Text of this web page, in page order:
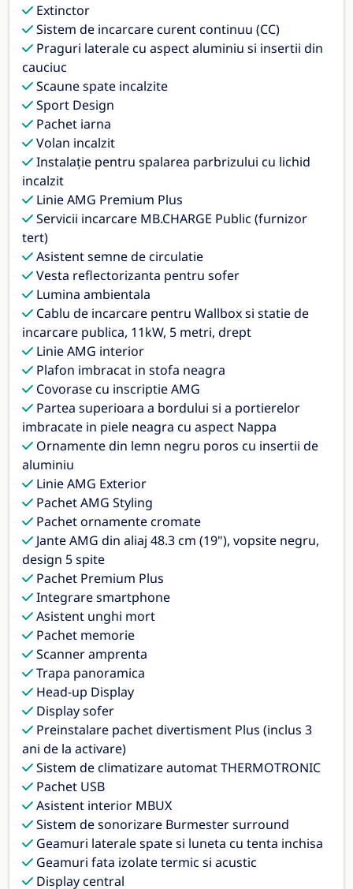
Extinctor
Sistem de incarcare curent continuu (CC)
Praguri laterale cu aspect aluminiu si insertii din
cauciuc
Scaune spate incalzite
Sport Design
Pachet iarna
Volan incalzit
Instalaţie pentru spalarea parbrizului cu lichid
incalzit
Linie AMG Premium Plus
Servicii incarcare MB.CHARGE Public (furnizor
tert)
Asistent semne de circulatie
Vesta reflectorizanta pentru sofer
Lumina ambientala
Cablu de incarcare pentru Wallbox si statie de
incarcare publica, 11kW, 5 metri, drept
Linie AMG interior
Plafon imbracat in stofa neagra
Covorase cu inscriptie AMG
Partea superioara a bordului si a portierelor
imbracate in piele neagra cu aspect Nappa
Ornamente din lemn negru poros cu insertii de
aluminiu
Linie AMG Exterior
Pachet AMG Styling
Pachet ornamente cromate
Jante AMG din aliaj 48.3 cm (19"), vopsite negru,
design 5 spite
Pachet Premium Plus
Integrare smartphone
Asistent unghi mort
Pachet memorie
Scanner amprenta
Trapa panoramica
Head-up Display
Display sofer
Preinstalare pachet divertisment Plus (inclus 3
ani de la activare)
Sistem de climatizare automat THERMOTRONIC
Pachet USB
Asistent interior MBUX
Sistem de sonorizare Burmester surround
Geamuri laterale spate si luneta cu tenta inchisa
Geamuri fata izolate termic si acustic
Display central